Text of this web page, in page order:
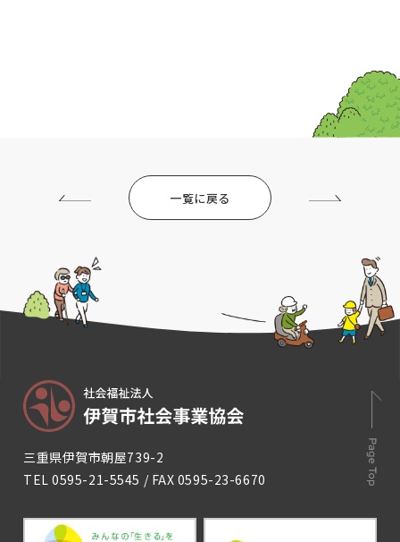
一覧に戻る
三重県伊賀市朝屋739-2
TEL0595-21-5545 / FAX 0595-23-6670